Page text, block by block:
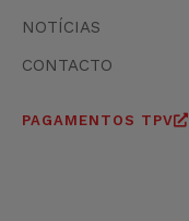
NOTÍCIAS
CONTACTO
PAGAMENTOS TPV